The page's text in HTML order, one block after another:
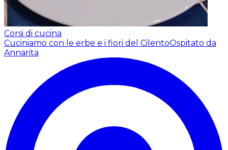
Corsi di cucina
Cuciniamo con le erbe e i fiori del CilentoOspitato da
Annarita